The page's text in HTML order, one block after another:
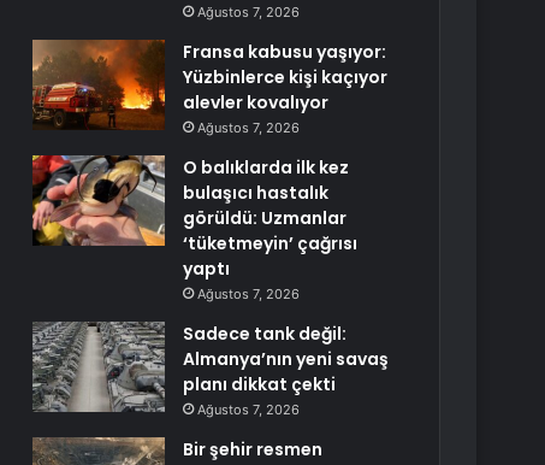
Ağustos 7, 2026
Fransa kabusu yaşıyor:
Yüzbinlerce kişi kaçıyor
alevler kovalıyor
Ağustos 7, 2026
O balıklarda ilk kez
bulaşıcı hastalık
görüldü: Uzmanlar
‘tüketmeyin’ çağrısı
yaptı
Ağustos 7, 2026
Sadece tank değil:
Almanya’nın yeni savaş
planı dikkat çekti
Ağustos 7, 2026
Bir şehir resmen